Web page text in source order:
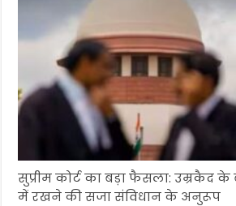
सुप्रीम कोर्ट का बड़ा फैसला: उम्रकैद
में रखने की सजा संविधान के अनुरूप